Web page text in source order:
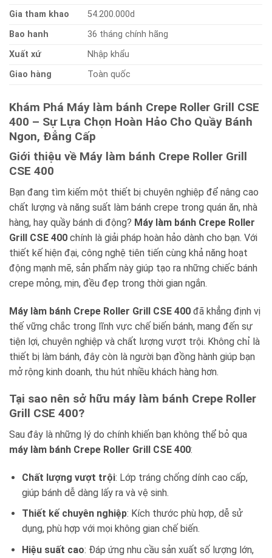
Gia tham khao
54.200.000d
Bao hanh
36 tháng chính hãng
Xuất xứ
Nhập khẩu
Giao hàng
Toàn quốc
Khám Phá Máy làm bánh Crepe Roller Grill CSE
400 – Sự Lựa Chọn Hoàn Hảo Cho Quầy Bánh
Ngon, Đẳng Cấp
Giới thiệu về Máy làm bánh Crepe Roller Grill
CSE 400
Bạn đang tìm kiếm một thiết bị chuyên nghiệp để nâng cao
chất lượng và năng suất làm bánh crepe trong quán ăn, nhà
hàng, hay quầy bánh di động? Máy làm bánh Crepe Roller
Grill CSE 400 chính là giải pháp hoàn hảo dành cho bạn. Với
thiết kế hiện đại, công nghệ tiên tiến cùng khả năng hoạt
động mạnh mẽ, sản phẩm này giúp tạo ra những chiếc bánh
crepe mỏng, mịn, đều đẹp trong thời gian ngắn.
Máy làm bánh Crepe Roller Grill CSE 400 đã khẳng định vị
thế vững chắc trong lĩnh vực chế biến bánh, mang đến sự
tiện lợi, chuyên nghiệp và chất lượng vượt trội. Không chỉ là
thiết bị làm bánh, đây còn là người bạn đồng hành giúp bạn
mở rộng kinh doanh, thu hút nhiều khách hàng hơn.
Tại sao nên sở hữu máy làm bánh Crepe Roller
Grill CSE 400?
Sau đây là những lý do chính khiến bạn không thể bỏ qua
máy làm bánh Crepe Roller Grill CSE 400:
Chất lượng vượt trội: Lớp tráng chống dính cao cấp,
giúp bánh dễ dàng lấy ra và vệ sinh.
Thiết kế chuyên nghiệp: Kích thước phù hợp, dễ sử
dụng, phù hợp với mọi không gian chế biến.
Hiệu suất cao: Đáp ứng nhu cầu sản xuất số lượng lớn,